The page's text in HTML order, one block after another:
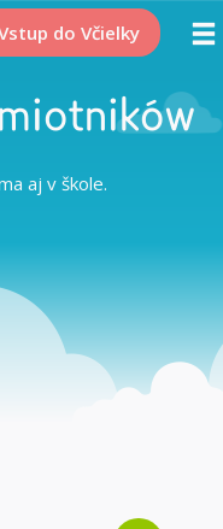
do Včielky
aj v škole.